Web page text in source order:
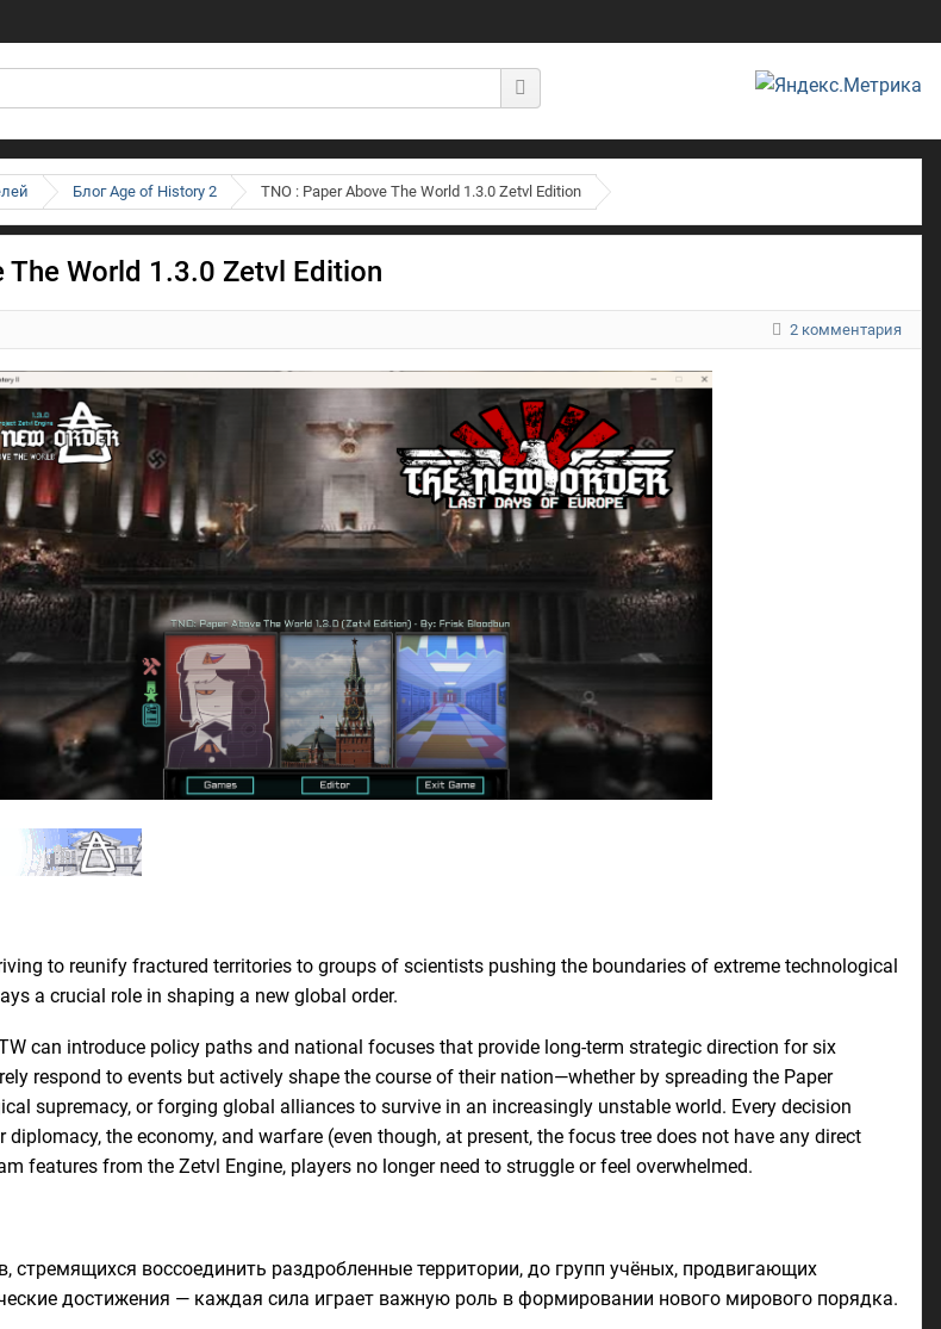
Блог Age of History 2 TNO : Paper Above The World 1.3.0 Zetvl Edition
The World 1.3.0 Zetvl Edition
2 комментария
to reunify fractured territories to groups of scientists pushing the boundaries of extreme technological
a crucial role in shaping a new global order.
can introduce policy paths and national focuses that provide long-term strategic direction for six
respond to events but actively shape the course of their nation—whether by spreading the Paper
supremacy, or forging global alliances to survive in an increasingly unstable world. Every decision
diplomacy, the economy, and warfare (even though, at present, the focus tree does not have any direct
features from the Zetvl Engine, players no longer need to struggle or feel overwhelmed.
стремящихся воссоединить раздробленные территории, до групп учёных, продвигающих
достижения — каждая сила играет важную роль в формировании нового мирового порядка.